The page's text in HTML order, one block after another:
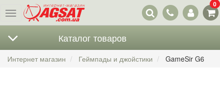
Меню
Наши
контакты
0
Каталог товаров
Интернет магазин Геймпады и джойстики GameSir G6